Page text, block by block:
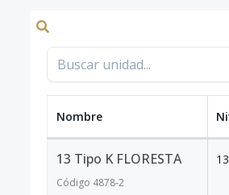
Nombre
13 Tipo K FLORESTA
Código 4878-2
13